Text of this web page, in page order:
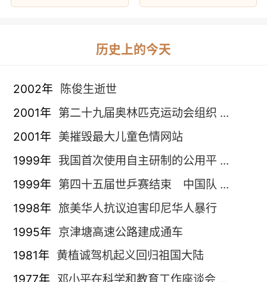
历史上的今天
2002年 陈俊生逝世
2001年 第二十九届奥林匹克运动会组织 ...
2001年 美摧毁最大儿童色情网站
1999年 我国首次使用自主研制的公用平 ...
1999年 第四十五届世乒赛结束 中国队 ...
1998年 旅美华人抗议迫害印尼华人暴行
1995年 京津塘高速公路建成通车
1981年 黄植诚驾机起义回归祖国大陆